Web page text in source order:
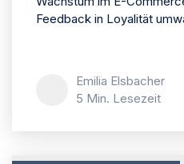
Feedback in Loyalität
Emilia Elsbacher
5 Min. Lesezeit